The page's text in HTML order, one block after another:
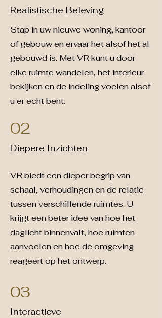
Realistische Beleving
Stap in uw nieuwe woning, kantoor
of gebouw en ervaar het alsof het al
gebouwd is. Met VR kunt u door
elke ruimte wandelen, het interieur
bekijken en de indeling voelen alsof
u er echt bent.
02
Diepere Inzichten
VR biedt een dieper begrip van
schaal, verhoudingen en de relatie
tussen verschillende ruimtes. U
krijgt een beter idee van hoe het
daglicht binnenvalt, hoe ruimten
aanvoelen en hoe de omgeving
reageert op het ontwerp.
03
Interactieve